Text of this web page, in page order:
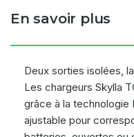
En savoir plus
Deux sorties isolées,
Les chargeurs Skylla
grâce à la technologie
ajustable pour